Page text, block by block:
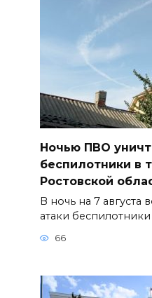
Ночью ПВО
беспилотники в
Ростовской
В ночь на 7 августа
атаки беспилотники
66